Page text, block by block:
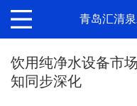
青岛汇清
饮用纯净水设备市
知同步深化